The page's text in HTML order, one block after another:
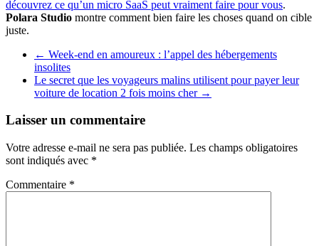
découvrez ce qu’un micro SaaS peut vraiment faire pour vous.
Polara Studio montre comment bien faire les choses quand on cible
juste.
← Week-end en amoureux : l’appel des hébergements
insolites
Le secret que les voyageurs malins utilisent pour payer leur
voiture de location 2 fois moins cher →
Laisser un commentaire
Votre adresse e-mail ne sera pas publiée. Les champs obligatoires
sont indiqués avec *
Commentaire *